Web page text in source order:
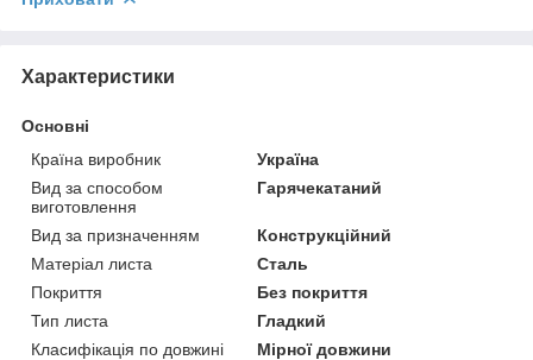
Характеристики
Основні
Країна виробник
Україна
Вид за способом
виготовлення
Гарячекатаний
Вид за призначенням
Конструкційний
Матеріал листа
Сталь
Покриття
Без покриття
Тип листа
Гладкий
Класифікація по довжині
Мірної довжини